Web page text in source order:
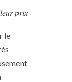
prix
le